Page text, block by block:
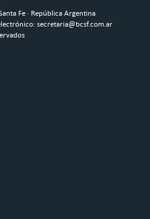
Fe · República Argentina
secretaria@bcsf.com.ar